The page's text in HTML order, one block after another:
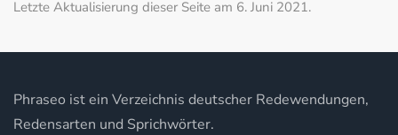
Letzte Aktualisierung dieser Seite am 6. Juni 2021.
Phraseo ist ein Verzeichnis deutscher Redewendungen,
Redensarten und Sprichwörter.